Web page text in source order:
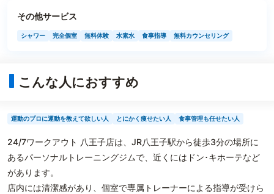
その他サービス
シャワー 完全個室 無料体験 水素水 食事指導 無料カウンセリング
こんな人におすすめ
運動のプロに運動を教えて欲しい人 とにかく痩せたい人 食事管理も任せたい人
24/7ワークアウト 八王子店は、JR八王子駅から徒歩3分の場所に
あるパーソナルトレーニングジムで、近くにはドン･キホーテなど
があります。
店内には清潔感があり、個室で専属トレーナーによる指導が受けら